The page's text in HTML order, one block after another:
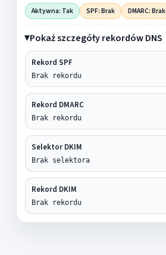
Aktywna: Tak SPF: Brak DMARC: Brak
Pokaż szczegóły rekordów DNS
Rekord SPF
Brak rekordu
Rekord DMARC
Brak rekordu
Selektor DKIM
Brak selektora
Rekord DKIM
Brak rekordu